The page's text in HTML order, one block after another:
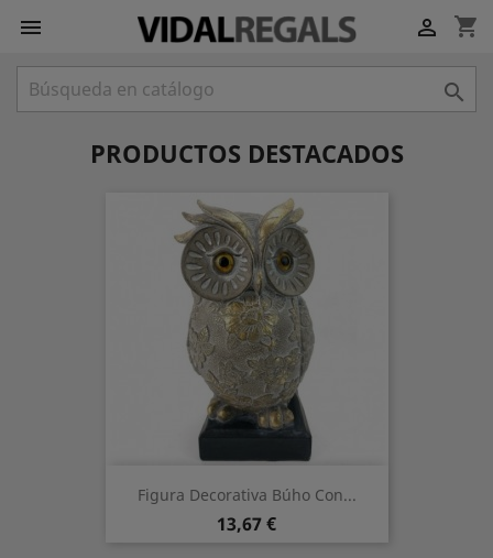
 shopping_cart


PRODUCTOS DESTACADOS
Figura Decorativa Búho Con...
Precio
13,67 €